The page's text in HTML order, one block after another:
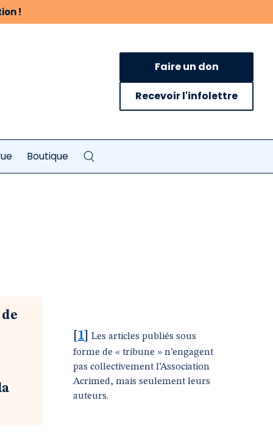
!
Faire un don
Recevoir l'infolettre
Boutique
1
Les articles publiés sous
forme de « tribune » n’engagent
pas collectivement l’Association
Acrimed, mais seulement leurs
auteurs.